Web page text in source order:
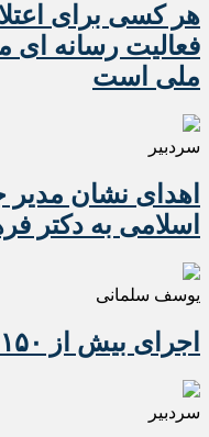
هر کسی برای
فعالیت رسانه ای
ملی است
سردبیر
اهدای نشان مدیر
اسلامی به دکتر
یوسف سلمانی
اجرای بیش از ۱۵۰ برنامه فرهنگی در اهر
سردبیر